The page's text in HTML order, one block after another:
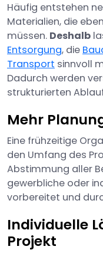
Häufig entstehen
Materialien, die
müssen. Deshalb
Entsorgung, die
Transport sinnvoll
Dadurch werden
strukturierten
Mehr
Eine frühzeitige
den Umfang des
Abstimmung aller
gewerbliche oder
vorbereitet und
Individuelle
Projekt